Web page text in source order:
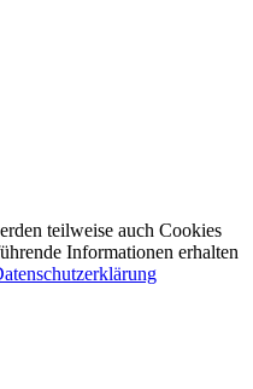
teilweise auch Cookies
Informationen erhalten